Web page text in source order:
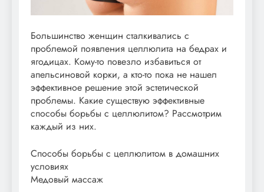
Большинство женщин сталкивались с
проблемой появления целлюлита на бедрах и
ягодицах. Кому-то повезло избавиться от
апельсиновой корки, а кто-то пока не нашел
эффективное решение этой эстетической
проблемы. Какие существую эффективные
способы борьбы с целлюлитом? Рассмотрим
каждый из них.
Способы борьбы с целлюлитом в домашних
условиях
Медовый массаж